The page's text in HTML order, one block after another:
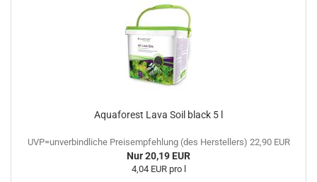
Aquaforest Lava Soil black 5 l
UVP=unverbindliche Preisempfehlung (des Herstellers) 22,90 EUR
Nur 20,19 EUR
4,04 EUR pro l